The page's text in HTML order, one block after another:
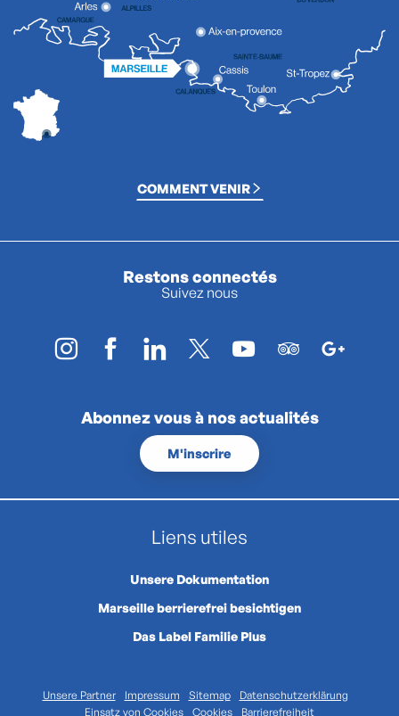
COMMENT VENIR
Restons connectés
Suivez nous
Abonnez vous à nos actualités
M'inscrire
Liens utiles
Unsere Dokumentation
Marseille berrierefrei besichtigen
Das Label Familie Plus
Unsere Partner Impressum Sitemap
Datenschutzerklärung
Einsatz von Cookies
Cookies Barrierefreiheit